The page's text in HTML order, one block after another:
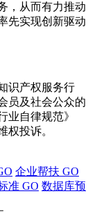
，从而有力推动
先实现创新驱动
识产权服务行
员及社会公众的
业自律规范》
投诉。
企业帮扶 GO
准 GO 数据库预